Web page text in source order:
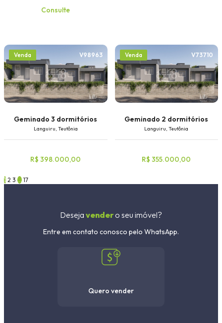
Consulte
Venda V98963
Geminado 3 dormitórios
Languiru, Teutônia
R$ 398.000,00
Venda V73710
Geminado 2 dormitórios
Languiru, Teutônia
R$ 355.000,00
1 2 3 … 17
Deseja vendero seu imóvel?
Entre em contato conosco pelo WhatsApp.
Quero vender